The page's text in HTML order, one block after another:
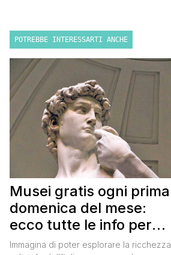
POTREBBE INTERESSARTI ANCHE
Musei gratis ogni prima
domenica del mese:
ecco tutte le info per
approfittarne
Immagina di poter esplorare la ricchezza